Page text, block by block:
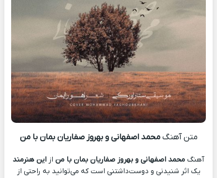
متن آهنگمحمد اصفهانی و بهروز صفاریان بمان با من
آهنگ محمد اصفهانی و بهروز صفاریان بمان با من از این هنرمند
یک اثر شنیدنی و دوست‌داشتنی است که می‌توانید به راحتی از